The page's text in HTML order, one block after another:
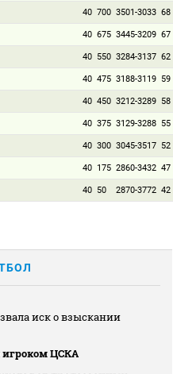
40 700 3501-3033 68
40 675 3445-3209 67
40 550 3284-3137 62
40 475 3188-3119 59
40 450 3212-3289 58
40 375 3129-3288 55
40 300 3045-3517 52
40 175 2860-3432 47
40 50 2870-3772 42
иск о взыскании
игроком ЦСКА